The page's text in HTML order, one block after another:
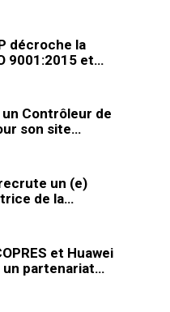
décroche la
9001:2015 et…
Contrôleur de
son site…
un (e)
de la…
et Huawei
un partenariat…